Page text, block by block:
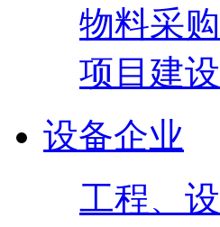
物料采购
项目建设
设备企业
工程、